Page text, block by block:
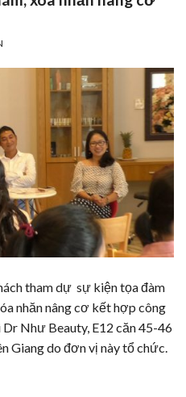
tham dự sự kiện tọa đàm
nhăn nâng cơ kết hợp công
Như Beauty, E12 căn 45-46
Giang do đơn vị này tổ chức.